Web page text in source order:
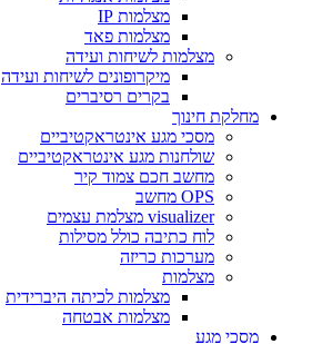
מצלמות IP
מצלמות פאד
מצלמות לשיחות ועידה
מיקרופונים לשיחות ועידה
בקרים רסיברים
מחלקת חינוך
מסכי מגע אינטראקטיביים
שולחנות מגע אינטראקטיביים
מחשב חכם צמוד קיר
OPS מחשב
visualizer מצלמת עצמים
לוח כתיבה כולל מסילות
מערכות כריזה
מצלמות
מצלמות לכיתה היברידית
מצלמות אבטחה
מסכי מגע